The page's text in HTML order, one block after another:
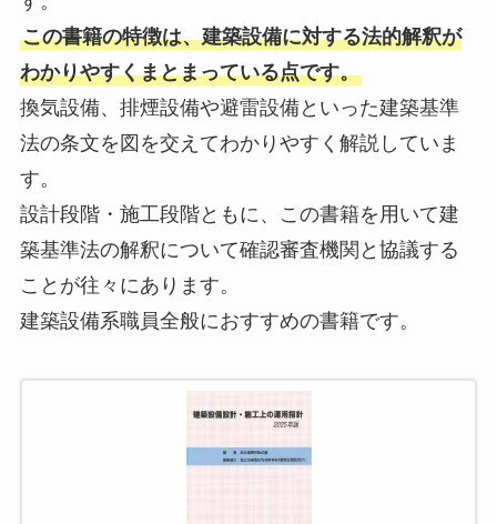
この書籍の特徴は、建築設備に対する法的解釈が
わかりやすくまとまっている点です。
換気設備、排煙設備や避雷設備といった建築基準
法の条文を図を交えてわかりやすく解説していま
す。
設計段階・施工段階ともに、この書籍を用いて建
築基準法の解釈について確認審査機関と協議する
ことが往々にあります。
建築設備系職員全般におすすめの書籍です。